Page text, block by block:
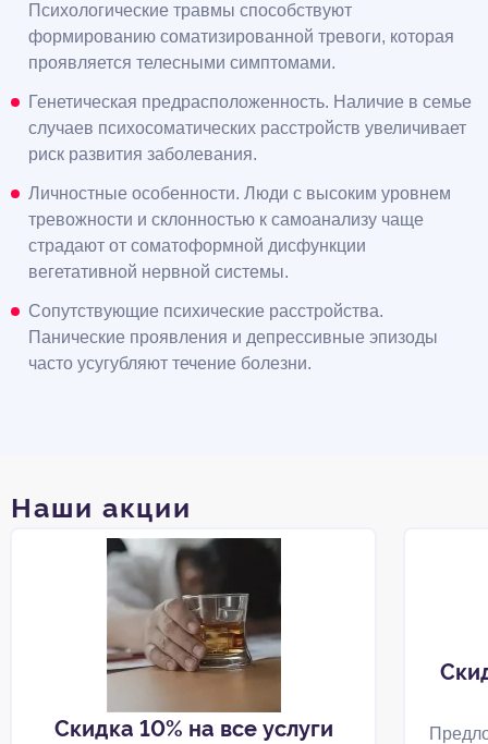
Психологические травмы способствуют
формированию соматизированной тревоги, которая
проявляется телесными симптомами.
Генетическая предрасположенность. Наличие в семье
случаев психосоматических расстройств увеличивает
риск развития заболевания.
Личностные особенности. Люди с высоким уровнем
тревожности и склонностью к самоанализу чаще
страдают от соматоформной дисфункции
вегетативной нервной системы.
Сопутствующие психические расстройства.
Панические проявления и депрессивные эпизоды
часто усугубляют течение болезни.
Наши акции
Скидка 10% на все услуги